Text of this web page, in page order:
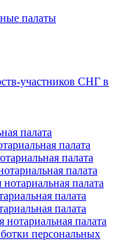
палаты
участников СНГ в
палата
палата
палата
палата
палата
палата
палата
нотариальная палата
персональных